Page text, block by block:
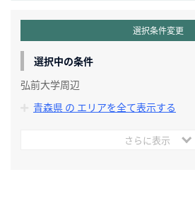
選択条件変更
選択中の条件
弘前大学周辺
青森県 の エリアを全て表示する
さらに表示